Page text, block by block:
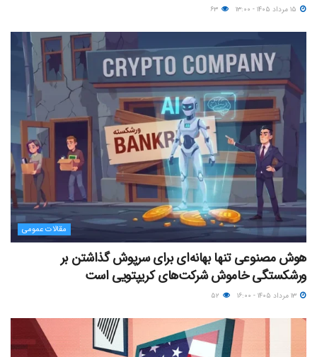
مقالات عمومی
هوش مصنوعی تنها بهانه‌ای برای سرپوش گذاشتن بر
ورشکستگی خاموش شرکت‌های کریپتویی است